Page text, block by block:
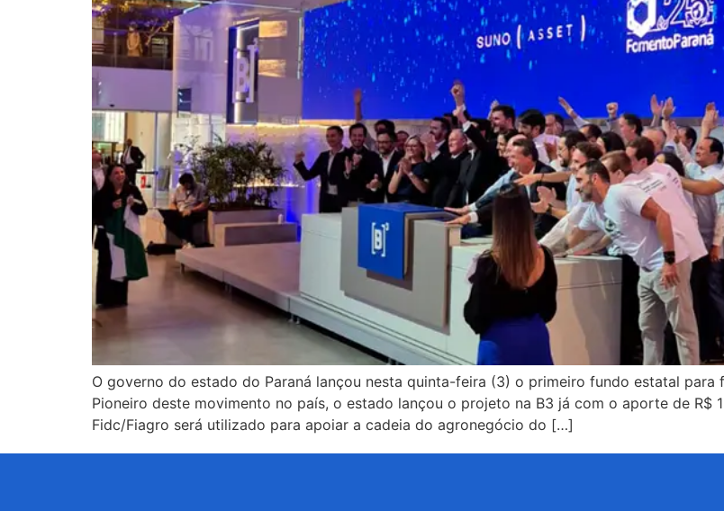
O governo do estado do Paraná lançou nesta quinta-feira (3) o primeiro fundo estatal para
Pioneiro deste movimento no país, o estado lançou o projeto na B3 já com o aporte de R$
Fidc/Fiagro será utilizado para apoiar a cadeia do agronegócio do […]